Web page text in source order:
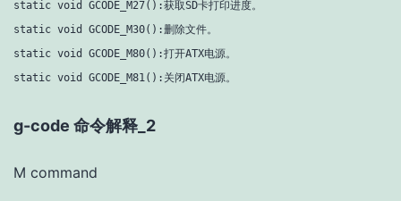
static void GCODE_M27():获取SD卡打印进度。
static void GCODE_M30():删除文件。
static void GCODE_M80():打开ATX电源。
g-code 命令解释_2
M command